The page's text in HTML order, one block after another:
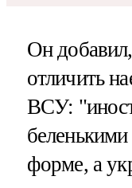
Он
отличить
ВСУ:
форме, а